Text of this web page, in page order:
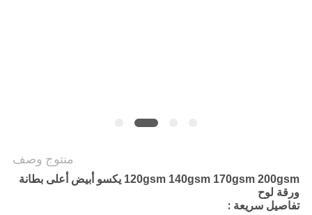
منتوج وصف
120gsm 140gsm 170gsm 200gsm يكسو أبيض أعلى بطانة
ورقة لوح
تفاصيل سريعة :